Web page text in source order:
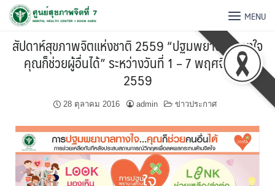
MENU
สัปดาห์สุขภาพจิตแห่งชาติ 2559 “ปฐมพยาบาลทางใจ
คุณก็ช่วยผู้อื่นได้” ระหว่างวันที่ 1 – 7 พฤศจิกายน
2559
28 ตุลาคม 2016 admin ข่าวประกาศ